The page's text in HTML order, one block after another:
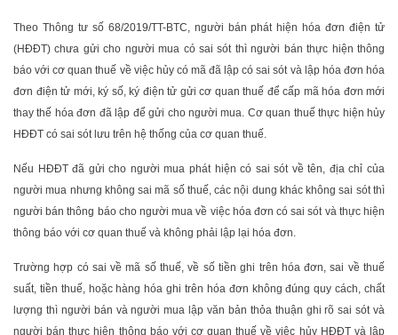
Theo Thông tư số 68/2019/TT-BTC, người bán phát hiện hóa đơn điện tử
(HĐĐT) chưa gửi cho người mua có sai sót thì người bán thực hiện thông
báo với cơ quan thuế về việc hủy có mã đã lập có sai sót và lập hóa đơn hóa
đơn điện tử mới, ký số, ký điện tử gửi cơ quan thuế để cấp mã hóa đơn mới
thay thế hóa đơn đã lập để gửi cho người mua. Cơ quan thuế thực hiện hủy
HĐĐT có sai sót lưu trên hệ thống của cơ quan thuế.
Nếu HĐĐT đã gửi cho người mua phát hiện có sai sót về tên, địa chỉ của
người mua nhưng không sai mã số thuế, các nội dung khác không sai sót thì
người bán thông báo cho người mua về việc hóa đơn có sai sót và thực hiện
thông báo với cơ quan thuế và không phải lập lại hóa đơn.
Trường hợp có sai về mã số thuế, về số tiền ghi trên hóa đơn, sai về thuế
suất, tiền thuế, hoặc hàng hóa ghi trên hóa đơn không đúng quy cách, chất
lượng thì người bán và người mua lập văn bản thỏa thuận ghi rõ sai sót và
người bán thực hiện thông báo với cơ quan thuế về việc hủy HĐĐT và lập